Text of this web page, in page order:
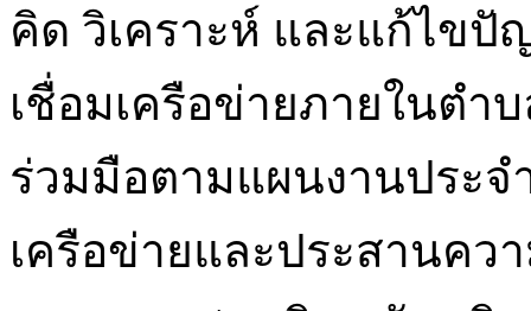
คิด วิเคราะห์ และแก้ไขปั
เชื่อมเครือข่ายภายในตำ
ร่วมมือตามแผนงานประจ
เครือข่ายและประสานคว